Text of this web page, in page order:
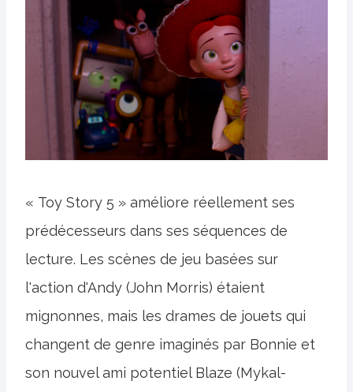
« Toy Story 5 » améliore réellement ses
prédécesseurs dans ses séquences de
lecture. Les scènes de jeu basées sur
l'action d'Andy (John Morris) étaient
mignonnes, mais les drames de jouets qui
changent de genre imaginés par Bonnie et
son nouvel ami potentiel Blaze (Mykal-